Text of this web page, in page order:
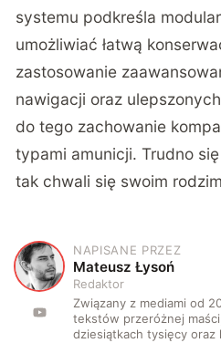
systemu podkreśla
umożliwiać łatwą
zastosowanie
nawigacji oraz
do tego zachowanie
typami amunicji. Trudno
tak chwali się swoim
M
NAPISANE PRZEZ
Mateusz Łysoń
Redaktor
Związany z mediami od
tekstów przeróżnej
dziesiątkach tysięcy oraz